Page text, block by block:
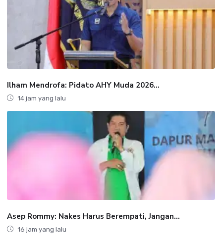
Ilham Mendrofa: Pidato AHY Muda 2026...
14 jam yang lalu
Asep Rommy: Nakes Harus Berempati, Jangan...
16 jam yang lalu